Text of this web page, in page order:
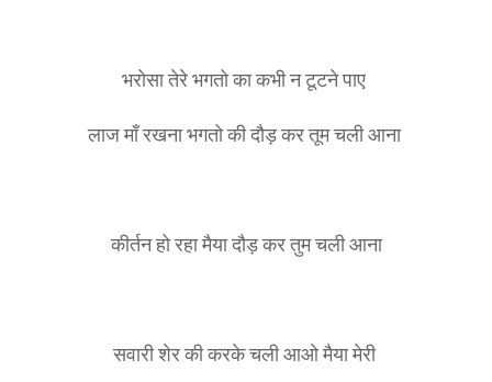
भरोसा तेरे भगतो का कभी न टूटने पाए
लाज माँ रखना भगतो की दौड़ कर तूम चली आना
कीर्तन हो रहा मैया दौड़ कर तुम चली आना
सवारी शेर की करके चली आओ मैया मेरी